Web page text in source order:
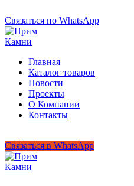
Связаться по WhatsApp
Главная
Каталог товаров
Новости
Проекты
О Компании
Контакты
Связаться в WhatsApp